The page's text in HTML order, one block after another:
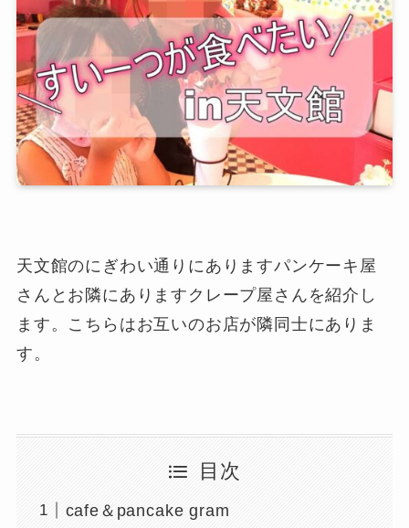
天文館のにぎわい通りにありますパンケーキ屋
さんとお隣にありますクレープ屋さんを紹介し
ます。こちらはお互いのお店が隣同士にありま
す。
目次
cafe＆pancake gram